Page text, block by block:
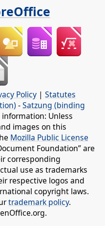
Policy | Statutes
-Satzung (binding
Unless
images on this
Mozilla Public License
Foundation” are
corresponding
use as trademarks
respective logos and
copyright laws.
trademark policy.